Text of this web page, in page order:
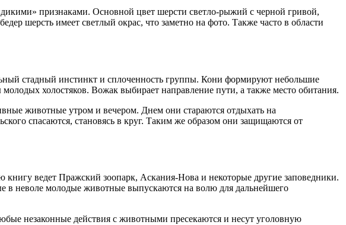
признаками. Основной цвет шерсти светло-рыжий с черной гривой,
шерсть имеет светлый окрас, что заметно на фото. Также часто в области
стадный инстинкт и сплоченность группы. Кони формируют небольшие
холостяков. Вожак выбирает направление пути, а также место обитания.
животные утром и вечером. Днем они стараются отдыхать на
спасаются, становясь в круг. Таким же образом они защищаются от
ведет Пражский зоопарк, Аскания-Нова и некоторые другие заповедники.
неволе молодые животные выпускаются на волю для дальнейшего
незаконные действия с животными пресекаются и несут уголовную